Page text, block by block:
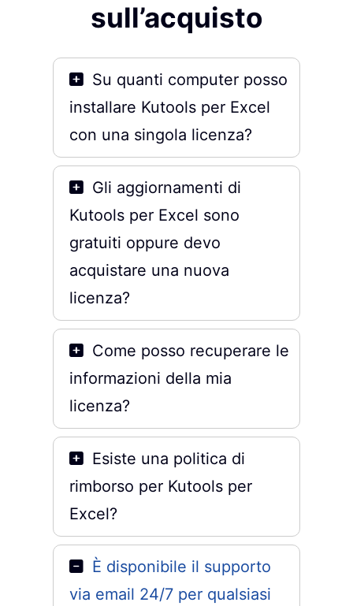
sull’acquisto
Su quanti computer posso
installare Kutools per Excel
con una singola licenza?
Gli aggiornamenti di
Kutools per Excel sono
gratuiti oppure devo
acquistare una nuova
licenza?
Come posso recuperare le
informazioni della mia
licenza?
Esiste una politica di
rimborso per Kutools per
Excel?
È disponibile il supporto
via email 24/7 per qualsiasi